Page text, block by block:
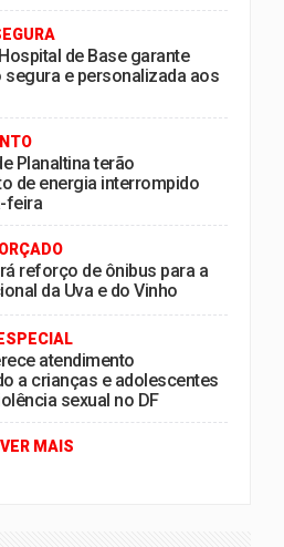
de Base garante
segura e personalizada aos
Planaltina terão
de energia interrompido
feira
reforço de ônibus para a
da Uva e do Vinho
atendimento
a crianças e adolescentes
sexual no DF
VER MAIS